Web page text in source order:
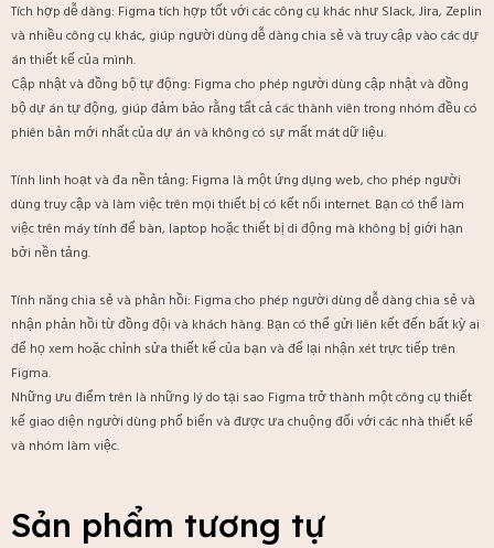
Tích hợp dễ dàng: Figma tích hợp tốt với các công cụ khác như Slack, Jira, Zeplin
và nhiều công cụ khác, giúp người dùng dễ dàng chia sẻ và truy cập vào các dự
án thiết kế của mình.
Cập nhật và đồng bộ tự động: Figma cho phép người dùng cập nhật và đồng
bộ dự án tự động, giúp đảm bảo rằng tất cả các thành viên trong nhóm đều có
phiên bản mới nhất của dự án và không có sự mất mát dữ liệu.
Tính linh hoạt và đa nền tảng: Figma là một ứng dụng web, cho phép người
dùng truy cập và làm việc trên mọi thiết bị có kết nối internet. Bạn có thể làm
việc trên máy tính để bàn, laptop hoặc thiết bị di động mà không bị giới hạn
bởi nền tảng.
Tính năng chia sẻ và phản hồi: Figma cho phép người dùng dễ dàng chia sẻ và
nhận phản hồi từ đồng đội và khách hàng. Bạn có thể gửi liên kết đến bất kỳ ai
để họ xem hoặc chỉnh sửa thiết kế của bạn và để lại nhận xét trực tiếp trên
Figma.
Những ưu điểm trên là những lý do tại sao Figma trở thành một công cụ thiết
kế giao diện người dùng phổ biến và được ưa chuộng đối với các nhà thiết kế
và nhóm làm việc.
Sản phẩm tương tự